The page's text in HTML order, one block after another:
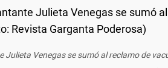
Julieta Venegas se sumó al reclamo de